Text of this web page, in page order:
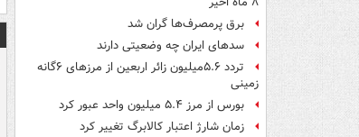
برق پرمصرف‌ها گران شد
سدهای ایران چه وضعیتی دارند
تردد ۵.۶میلیون زائر اربعین از مرزهای ۶گانه
زمینی
بورس از مرز ۵.۴ میلیون واحد عبور کرد
زمان شارژ اعتبار کالابرگ تغییر کرد